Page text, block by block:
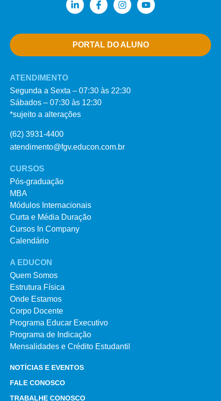
PORTAL DO ALUNO
ATENDIMENTO
Segunda a Sexta – 07:30 às 22:30
Sábados – 07:30 às 12:30
*sujeito a alterações
(62) 3931-4400
atendimento@fgv.educon.com.br
CURSOS
Pós-graduação
MBA
Módulos Internacionais
Curta e Média Duração
Cursos In Company
Calendário
A EDUCON
Quem Somos
Estrutura Física
Onde Estamos
Corpo Docente
Programa Educar Executivo
Programa de Indicação
Mensalidades e Crédito Estudantil
NOTÍCIAS E EVENTOS
FALE CONOSCO
TRABALHE CONOSCO